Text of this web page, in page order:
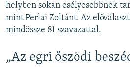
helyben sokan esélyesebbnek
mint Perlai Zoltánt. Az
mindössze 81 szavazattal.
„Az egri őszödi